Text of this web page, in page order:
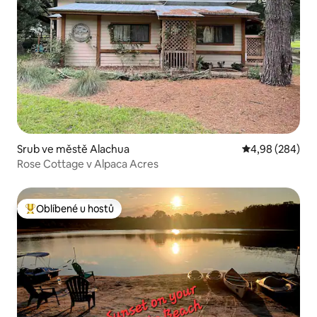
Srub ve městě Alachua Průměrné
4,98 (284)
Rose Cottage v Alpaca Acres
Nejlepší v kategorii Oblíbené u hostů
Oblíbené u hostů